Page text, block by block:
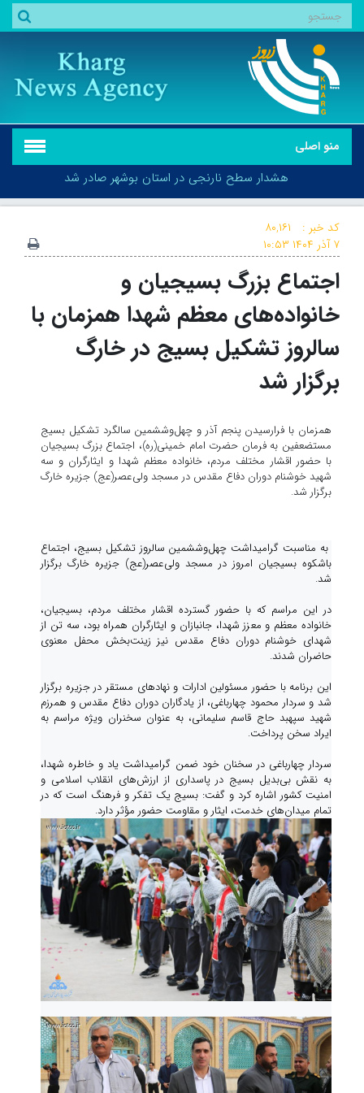
منو اصلی
هشدار سطح نارنجی در استان بوشهر صادر شد
هشدار سطح نارنجی در استان بوشهر صادر شد
کد خبر :
۸۰,۱۶۱
۷ آذر ۱۴۰۴
۱۰:۵۳
اجتماع بزرگ بسیجیان و
خانواده‌های معظم شهدا همزمان با
سالروز تشکیل بسیج در خارگ
برگزار شد
همزمان با فرارسیدن پنجم آذر و چهل‌وششمین سالگرد تشکیل بسیج
مستضعفین به فرمان حضرت امام خمینی(ره)، اجتماع بزرگ بسیجیان
با حضور اقشار مختلف مردم، خانواده معظم شهدا و ایثارگران و سه
شهید خوشنام دوران دفاع مقدس در مسجد ولی‌عصر(عج) جزیره خارگ
برگزار شد.
به مناسبت گرامیداشت چهل‌وششمین سالروز تشکیل بسیج، اجتماع
باشکوه بسیجیان امروز در مسجد ولی‌عصر(عج) جزیره خارگ برگزار
شد.
در این مراسم که با حضور گسترده اقشار مختلف مردم، بسیجیان،
خانواده معظم و معزز شهدا، جانبازان و ایثارگران همراه بود، سه تن از
شهدای خوشنام دوران دفاع مقدس نیز زینت‌بخش محفل معنوی
حاضران شدند.
این برنامه با حضور مسئولین ادارات و نهادهای مستقر در جزیره برگزار
شد و سردار محمود چهارباغی، از یادگاران دوران دفاع مقدس و همرزم
شهید سپهبد حاج قاسم سلیمانی، به عنوان سخنران ویژه مراسم به
ایراد سخن پرداخت.
سردار چهارباغی در سخنان خود ضمن گرامیداشت یاد و خاطره شهدا،
به نقش بی‌بدیل بسیج در پاسداری از ارزش‌های انقلاب اسلامی و
امنیت کشور اشاره کرد و گفت: بسیج یک تفکر و فرهنگ است که در
تمام میدان‌های خدمت، ایثار و مقاومت حضور مؤثر دارد.